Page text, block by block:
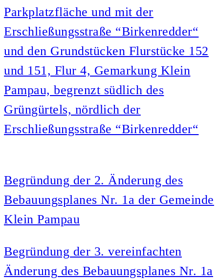
Parkplatzfläche und mit der
Erschließungsstraße “Birkenredder“
und den Grundstücken Flurstücke 152
und 151, Flur 4, Gemarkung Klein
Pampau, begrenzt südlich des
Grüngürtels, nördlich der
Erschließungsstraße “Birkenredder“
Begründung der 2. Änderung des
Bebauungsplanes Nr. 1a der Gemeinde
Klein Pampau
Begründung der 3. vereinfachten
Änderung des Bebauungsplanes Nr. 1a